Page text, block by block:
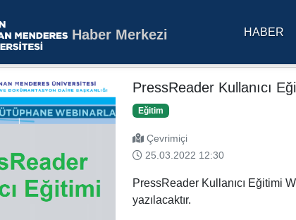
Adnan Menderes
Haber Merkezi HABER
PressReader Kullanıcı
Eğitim
Çevrimiçi
25.03.2022 12:30
PressReader Kullanıcı Eğitimi
yazılacaktır.